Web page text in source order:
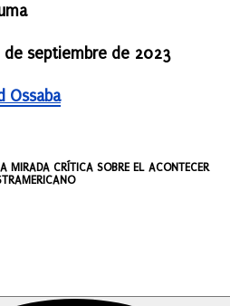
de septiembre de 2023
Ossaba
MIRADA CRÍTICA SOBRE EL ACONTECER